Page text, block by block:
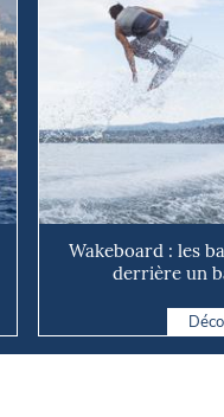
Wakeboard : les
derrière un